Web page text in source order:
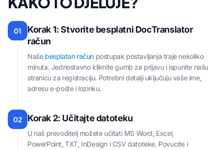
01
Korak 1: Stvorite besplatni DocTranslator
račun
Naše besplatan račun postupak postavljanja traje nekoliko
minuta. Jednostavno kliknite gumb za prijavu i ispunite našu
stranicu za registraciju. Potrebni detalji uključuju vaše ime,
adresu e-pošte i lozinku.
02 Korak 2: Učitajte datoteku
U naš prevoditelj možete učitati MS Word, Excel,
PowerPoint, TXT, InDesign i CSV datoteke. Povucite i